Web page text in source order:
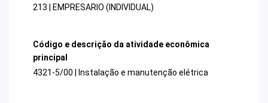
213 | EMPRESARIO (INDIVIDUAL)
Código e descrição da atividade econômica
principal
4321-5/00 | Instalação e manutenção elétrica